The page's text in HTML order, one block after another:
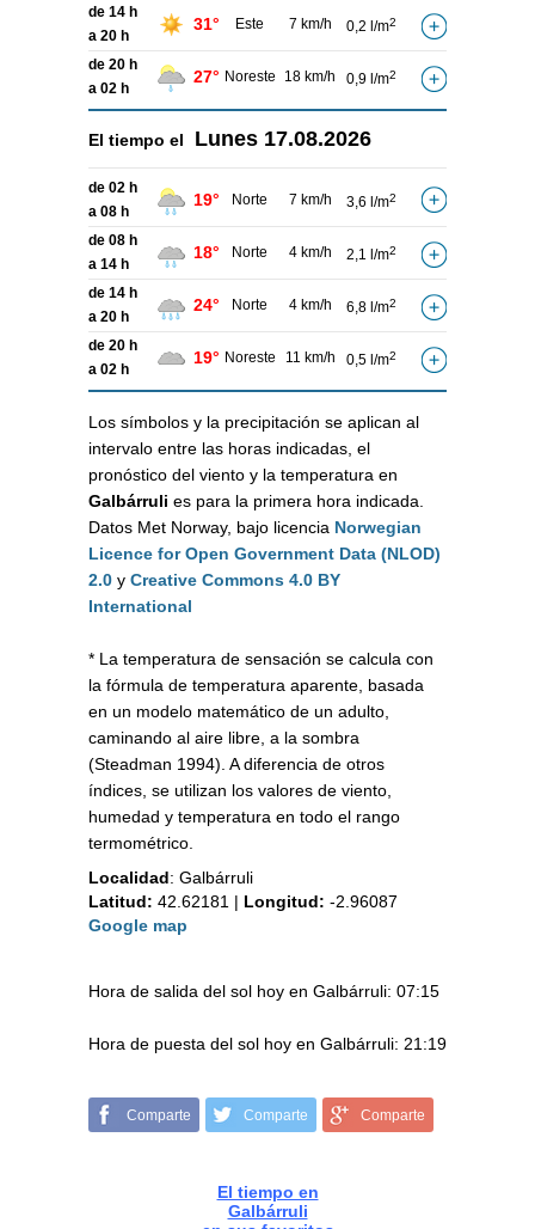
de 14 h
a 20 h
31° Este 7 km/h 0,2 l/m2
de 20 h
a 02 h
27° Noreste 18 km/h 0,9 l/m2
El tiempo el Lunes 17.08.2026
de 02 h
a 08 h
19° Norte 7 km/h 3,6 l/m2
de 08 h
a 14 h
18° Norte 4 km/h 2,1 l/m2
de 14 h
a 20 h
24° Norte 4 km/h 6,8 l/m2
de 20 h
a 02 h
19° Noreste 11 km/h 0,5 l/m2
Los símbolos y la precipitación se aplican al
intervalo entre las horas indicadas, el
pronóstico del viento y la temperatura en
Galbárruli es para la primera hora indicada.
Datos Met Norway, bajo licencia Norwegian
Licence for Open Government Data (NLOD)
2.0 y Creative Commons 4.0 BY
International
* La temperatura de sensación se calcula con
la fórmula de temperatura aparente, basada
en un modelo matemático de un adulto,
caminando al aire libre, a la sombra
(Steadman 1994). A diferencia de otros
índices, se utilizan los valores de viento,
humedad y temperatura en todo el rango
termométrico.
Localidad: Galbárruli
Latitud: 42.62181 | Longitud: -2.96087
Google map
Hora de salida del sol hoy en Galbárruli: 07:15
Hora de puesta del sol hoy en Galbárruli: 21:19
Comparte Comparte Comparte
El tiempo en
Galbárruli